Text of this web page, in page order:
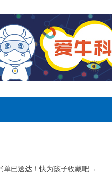
单已送达！快为孩子收藏吧→